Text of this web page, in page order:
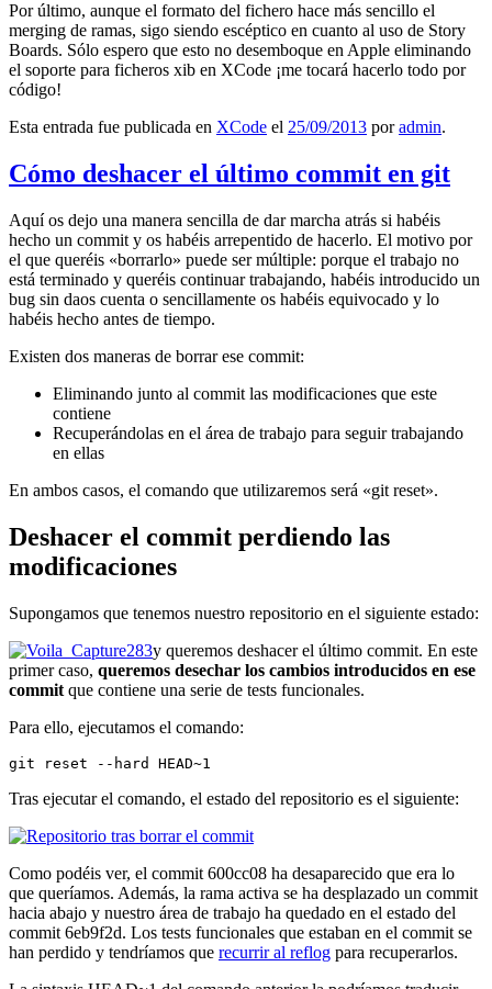
Por último, aunque el formato del fichero hace más sencillo el
merging de ramas, sigo siendo escéptico en cuanto al uso de Story
Boards. Sólo espero que esto no desemboque en Apple eliminando
el soporte para ficheros xib en XCode ¡me tocará hacerlo todo por
código!
Esta entrada fue publicada en XCode el 25/09/2013 poradmin.
Cómo deshacer el último commit en git
Aquí os dejo una manera sencilla de dar marcha atrás si habéis
hecho un commit y os habéis arrepentido de hacerlo. El motivo por
el que queréis «borrarlo» puede ser múltiple: porque el trabajo no
está terminado y queréis continuar trabajando, habéis introducido un
bug sin daos cuenta o sencillamente os habéis equivocado y lo
habéis hecho antes de tiempo.
Existen dos maneras de borrar ese commit:
Eliminando junto al commit las modificaciones que este
contiene
Recuperándolas en el área de trabajo para seguir trabajando
en ellas
En ambos casos, el comando que utilizaremos será «git reset».
Deshacer el commit perdiendo las
modificaciones
Supongamos que tenemos nuestro repositorio en el siguiente estado:
y queremos deshacer el último commit. En este
primer caso, queremos desechar los cambios introducidos en ese
commit que contiene una serie de tests funcionales.
Para ello, ejecutamos el comando:
git reset --hard HEAD~1
Tras ejecutar el comando, el estado del repositorio es el siguiente:
Como podéis ver, el commit 600cc08 ha desaparecido que era lo
que queríamos. Además, la rama activa se ha desplazado un commit
hacia abajo y nuestro área de trabajo ha quedado en el estado del
commit 6eb9f2d. Los tests funcionales que estaban en el commit se
han perdido y tendríamos que recurrir al reflog para recuperarlos.